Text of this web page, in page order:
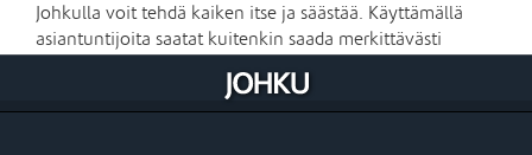
Johkulla voit tehdä kaiken itse ja säästää. Käyttämällä
asiantuntijoita saatat kuitenkin saada merkittävästi
teemme ensimmäisen vaiheen valmiiksi avaimet käteen -
periaatteella.